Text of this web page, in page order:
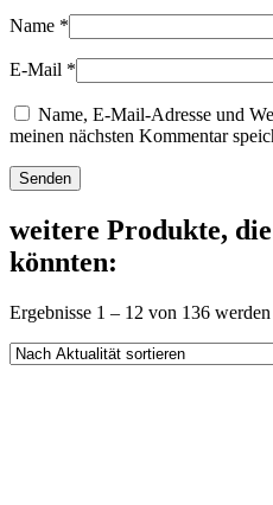
Name *
E-Mail *
Name, E-Mail-Adresse und
meinen nächsten Kommentar
weitere Produkte,
könnten:
Ergebnisse 1 – 12 von 136